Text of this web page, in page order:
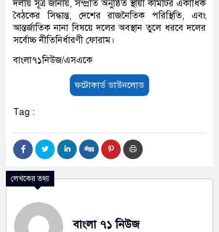
দলীয় সূত্র জানায়, সম্প্রতি অনুষ্ঠিত স্থায়ী কমিটির একাধিক
বৈঠকের সিদ্ধান্ত, দেশের রাজনৈতিক পরিস্থিতি, এবং
আন্তর্জাতিক নানা বিষয়ে দলের অবস্থান তুলে ধরবে দলের
সর্বোচ্চ নীতিনির্ধারণী ফোরাম।
বাংলা৭১নিউজ/এসএকে
ফটোকার্ড ডাউনলোড
Tag :
লেখকের তথ্য
বাংলা ৭১ নিউজ